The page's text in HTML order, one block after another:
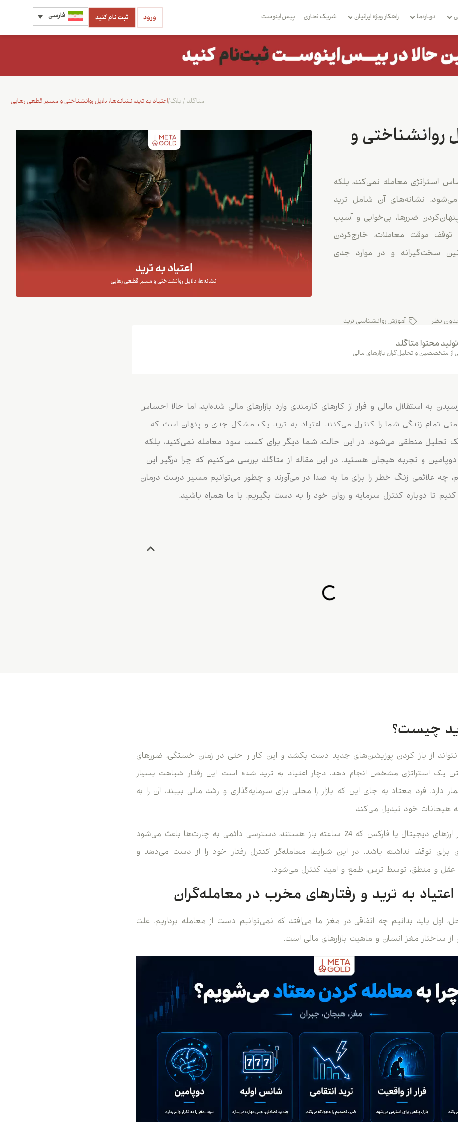
درباره‌ما راهکار ویژه ایرانیان شریک تجاری بِیس اینوست فارسی ثبت نام کنید ورود
اعتیاد به ترید: نشانه‌ها، دلایل روانشناختی و مسیر قطعی رهایی متاگلد /بلاگ/
روانشناختی و
استراتژی معامله نمی‌کند، بلکه
می‌شود. نشانه‌های آن شامل ترید
ضررها، بی‌خوابی و آسیب
موقت معاملات، خارج‌کردن
سخت‌گیرانه و در موارد جدی
بدون نظر آموزش روانشناسی ترید
محتوا متاگلد
متخصصین و تحلیل‌گران بازارهای مالی
به استقلال مالی و فرار از کارهای کارمندی وارد بازارهای مالی شده‌اید، اما حالا احساس
تمام زندگی شما را کنترل می‌کنند. اعتیاد به ترید یک مشکل جدی و پنهان است که
تحلیل منطقی می‌شود. در این حالت، شما دیگر برای کسب سود معامله نمی‌کنید، بلکه
و تجربه هیجان هستید. در این مقاله از متاگلد بررسی می‌کنیم که چرا درگیر این
چه علائمی زنگ خطر را برای ما به صدا در می‌آورند و چطور می‌توانیم مسیر درست درمان
کنیم تا دوباره کنترل سرمایه و روان خود را به دست بگیریم. با ما همراه باشید.
چیست؟
از باز کردن پوزیشن‌های جدید دست بکشد و این کار را حتی در زمان خستگی، ضررهای
یک استراتژی مشخص انجام دهد، دچار اعتیاد به ترید شده است. این رفتار شباهت بسیار
دارد. فرد معتاد به جای این که بازار را محلی برای سرمایه‌گذاری و رشد مالی ببیند، آن را به
هیجانات خود تبدیل می‌کند.
در بازارهایی مثل بازار ارزهای دیجیتال یا فارکس که 24 ساعته باز هستند، دسترسی دائمی به چارت‌ها باعث می‌شود
توقف نداشته باشد. در این شرایط، معامله‌گر کنترل رفتار خود را از دست می‌دهد و
عقل و منطق، توسط ترس، طمع و امید کنترل می‌شود.
به ترید و رفتارهای مخرب در معامله‌گران
اول باید بدانیم چه اتفاقی در مغز ما می‌افتد که نمی‌توانیم دست از معامله برداریم. علت
از ساختار مغز انسان و ماهیت بازارهای مالی است.